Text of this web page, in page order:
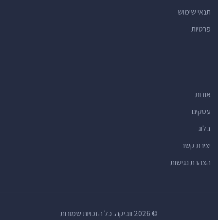
תנאי שימוש
פרטיות
אודות
עסקים
בלוג
יצירת קשר
הצהרת נגישות
© 2026 ווביקה. כל הזכויות שמורות